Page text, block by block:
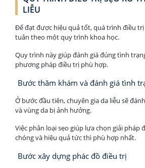
LIỄU
Để đạt được hiệu quả tốt, quá trình điều
tuân theo một quy trình khoa học.
Quy trình này giúp đánh giá đúng tình
phương pháp điều trị phù hợp.
Bước thăm khám và đánh giá tình
Ở bước đầu tiên, chuyên gia da liễu sẽ
và vùng da bị ảnh hưởng.
Việc phân loại sẹo giúp lựa chọn giải pháp
chóng và hiệu quả tức thì phù hợp nhất.
Bước xây dựng phác đồ điều trị